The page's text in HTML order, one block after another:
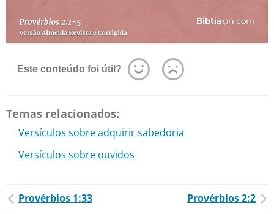
Este conteúdo foi útil?
Temas relacionados:
Versículos sobre adquirir sabedoria
Versículos sobre ouvidos
Provérbios 1:33 Provérbios 2:2